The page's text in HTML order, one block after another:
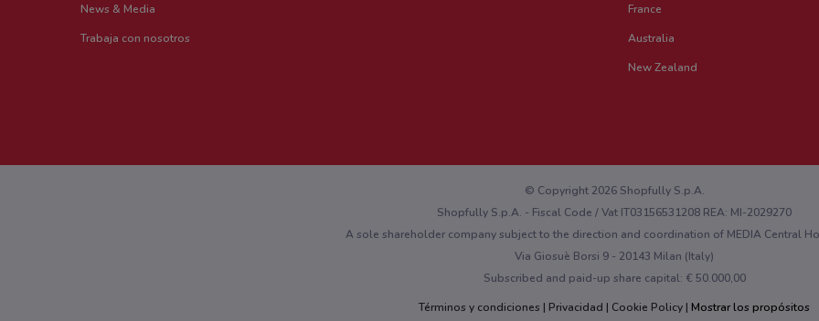
News & Media
Trabaja con nosotros
France
Australia
New Zealand
© Copyright 2026 Shopfully S.p.A.
Shopfully S.p.A. - Fiscal Code / Vat IT03156531208 REA: MI-2029270
A sole shareholder company subject to the direction and coordination of MEDIA Central
Via Giosuè Borsi 9 - 20143 Milan (Italy)
Subscribed and paid-up share capital: € 50.000,00
Términos y condiciones
Privacidad Cookie Policy Mostrar los propósitos